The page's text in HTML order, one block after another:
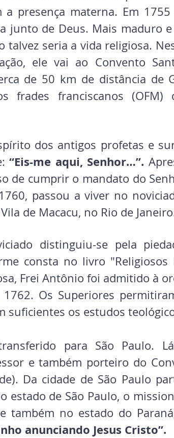
a presença materna. Em
junto de Deus. Mais maduro
talvez seria a vida religiosa.
ele vai ao Convento
de 50 km de distância de
frades franciscanos (OFM)
dos antigos profetas e
“Eis-me aqui, Senhor…”.
de cumprir o mandato do
passou a viver no
de Macacu, no Rio de
distinguiu-se pela
consta no livro "Religiosos
Frei Antônio foi admitido à
Os Superiores
suficientes os estudos
para São Paulo.
e também porteiro do
Da cidade de São Paulo
estado de São Paulo, o
também no estado do
anunciando Jesus Cristo”.